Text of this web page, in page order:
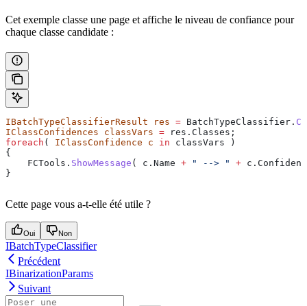
Cet exemple classe une page et affiche le niveau de confiance pour
chaque classe candidate :
IBatchTypeClassifierResult res = BatchTypeClassifier .
IClassConfidences classVars = res . Classes ;
foreach ( IClassConfidence c in classVars )
{
    FCTools
. ShowMessage ( c . Name + " --> " + c .
}
Cette page vous a-t-elle été utile ?
Oui Non
IBatchTypeClassifier
Précédent
IBinarizationParams
Suivant